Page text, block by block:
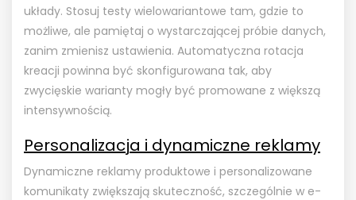
układy. Stosuj testy wielowariantowe tam, gdzie to
możliwe, ale pamiętaj o wystarczającej próbie danych,
zanim zmienisz ustawienia. Automatyczna rotacja
kreacji powinna być skonfigurowana tak, aby
zwycięskie warianty mogły być promowane z większą
intensywnością.
Personalizacja i dynamiczne reklamy
Dynamiczne reklamy produktowe i personalizowane
komunikaty zwiększają skuteczność, szczególnie w e-